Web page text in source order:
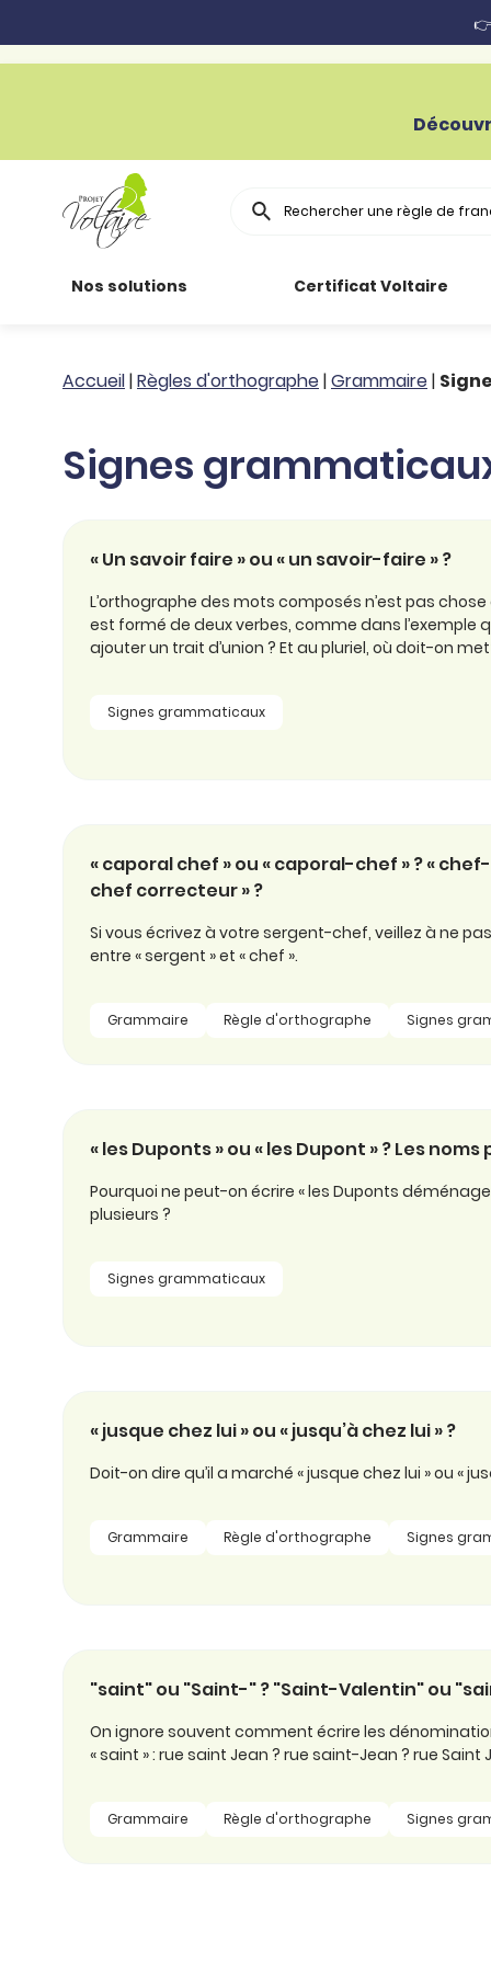
Rechercher
Nos solutions
Particuliers
Secteur public
formation
Certifier ses compétences
salariés
Certificat Voltaire
Toutes nos
ressources
Améliorer son
français
professionnel
Aider ses enfants
Accompagner ses
Explorer la langue
Témoignages
Conjugaison
Règle
Syntaxe
Toutes nos fiches
Accueil|Règles d'orthographe|Grammaire|
Signes
« Un savoir faire » ou « un savoir-faire » ?
L’orthographe des mots composés n’est pas
est formé de deux verbes, comme dans l’exemple
ajouter un trait d’union ? Et au pluriel, où doit-on
Signes grammaticaux
« caporal chef » ou « caporal-chef » ? «
chef correcteur » ?
Si vous écrivez à votre sergent-chef, veillez à ne
entre « sergent » et « chef ».
Grammaire Règle d'orthographe Signes
« les Duponts » ou « les Dupont » ? Les
Pourquoi ne peut-on écrire « les Duponts
plusieurs ?
Signes grammaticaux
« jusque chez lui » ou « jusqu’à chez lui » ?
Doit-on dire qu’il a marché « jusque chez lui » ou «
Grammaire Règle d'orthographe Signes
"saint" ou "Saint-" ? "Saint-Valentin" ou
On ignore souvent comment écrire les
« saint » : rue saint Jean ? rue saint-Jean ? rue Saint
Grammaire Règle d'orthographe Signes